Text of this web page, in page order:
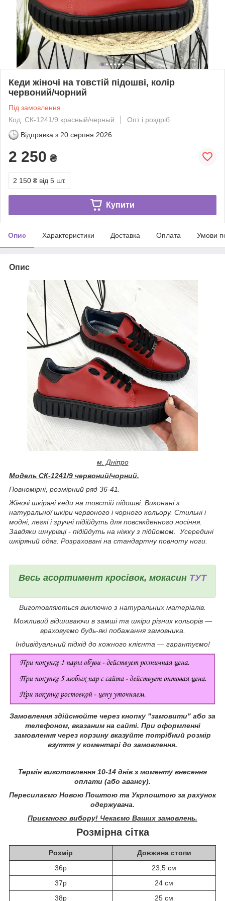
Кеди жіночі на товстій підошві, колір
червоний/чорний
Під замовлення
Код: СК-1241/9 красный/черный
Опт і роздріб
Відправка з 20 серпня 2026
2 250 ₴
2 150 ₴ від 5 шт.
Купити
Опис Характеристики Доставка Оплата Умови
Опис
м. Дніпро
Модель СК-1241/9 червоний/чорний.
Повномірні, розмірний ряд 36-41.
Жіночі шкіряні кеди на товстій підошві. Виконані з
натуральної шкіри червоного і чорного кольору. Стильні і
модні, легкі і зручні підійдуть для повсякденного носіння.
Завдяки шнурівці - підійдуть на ніжку з підйомом.
Усередині
шкіряний одяг. Розраховані на стандартну повноту ноги.
Весь асортимент кросівок, мокасин ТУТ
Виготовляються виключно з натуральних матеріалів.
Можливий відшиваючи в замші та шкіри різних кольорів ―
враховуємо будь-які побажання замовника.
Індивідуальний підхід до кожного клієнта ― гарантуємо!
Замовлення здійснюйте через кнопку "замовити" або за
телефоном, вказаним на сайті. При оформленні
замовлення через корзину вказуйте потрібний розмір
взуття у коментарі до замовлення.
Термін виготовлення 10-14 днів з моменту внесення
оплати (або авансу).
Пересилаємо Новою Поштою та Укрпоштою за рахунок
одержувача.
Приємного вибору! Чекаємо Ваших замовлень.
Розмірна сітка
Розмір
Довжина стопи
36р
23,5 см
37р
24 см
38р
25 см